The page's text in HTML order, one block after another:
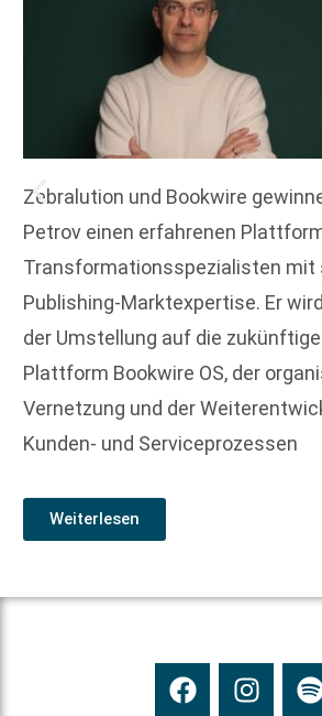
Zebralution und Bookwire
Petrov einen erfahrenen
Transformationsspezialisten mit
Publishing-Marktexpertise. Er
der Umstellung auf die
Plattform Bookwire OS, der
Vernetzung und der
Kunden- und Serviceprozessen
Weiterlesen